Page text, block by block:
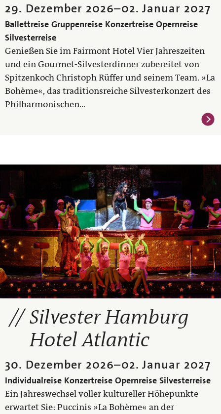
29. Dezember 2026–02. Januar 2027
Ballettreise Gruppenreise Konzertreise Opernreise
Silvesterreise
Genießen Sie im Fairmont Hotel Vier Jahreszeiten
und ein Gourmet‑Silvesterdinner zubereitet von
Spitzenkoch Christoph Rüffer und seinem Team. »La
Bohème«, das traditionsreiche Silvesterkonzert des
Philharmonischen...
Silvester Hamburg
Hotel Atlantic
30. Dezember 2026–02. Januar 2027
Individualreise Konzertreise Opernreise Silvesterreise
Ein Jahreswechsel voller kultureller Höhepunkte
erwartet Sie: Puccinis »La Bohème« an der